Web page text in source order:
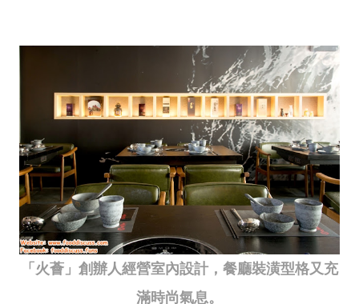
「火薈」創辦人經營室內設計，餐廳裝潢型格又充
滿時尚氣息。